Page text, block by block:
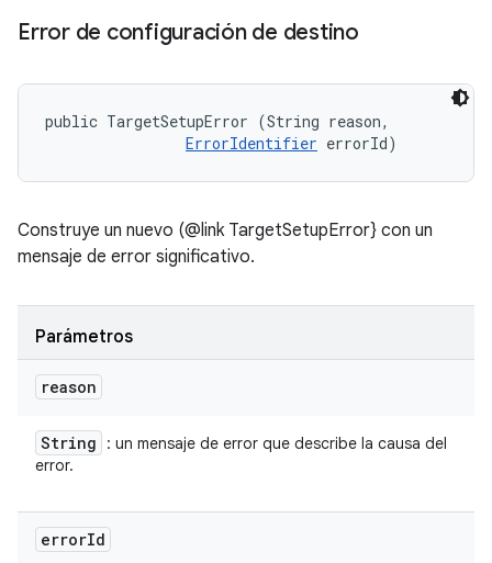
Error de configuración de destino
public TargetSetupError (String reason,
ErrorIdentifier errorId)
Construye un nuevo (@link TargetSetupError} con un
mensaje de error significativo.
Parámetros
reason
String
: un mensaje de error que describe la causa del
error.
errorId